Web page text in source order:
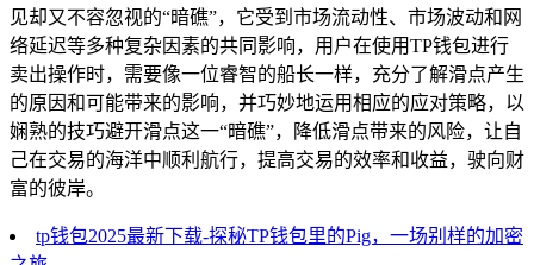
见却又不容忽视的“暗礁”，它受到市场流动性、市场波动和网
络延迟等多种复杂因素的共同影响，用户在使用TP钱包进行
卖出操作时，需要像一位睿智的船长一样，充分了解滑点产生
的原因和可能带来的影响，并巧妙地运用相应的应对策略，以
娴熟的技巧避开滑点这一“暗礁”，降低滑点带来的风险，让自
己在交易的海洋中顺利航行，提高交易的效率和收益，驶向财
富的彼岸。
tp钱包2025最新下载-探秘TP钱包里的Pig，一场别样的加密